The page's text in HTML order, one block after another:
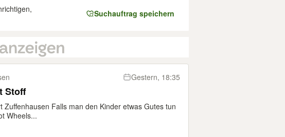
Suchauftrag speichern
Gestern, 18:35
Stoff
Zuffenhausen Falls man den Kinder etwas Gutes tun
Wheels...